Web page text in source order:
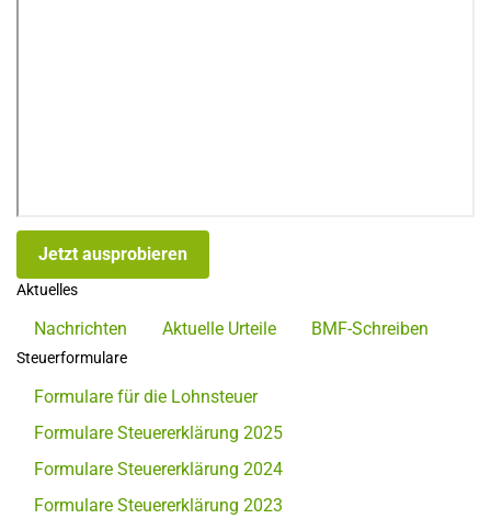
Jetzt ausprobieren
Aktuelles
Nachrichten Aktuelle Urteile BMF-Schreiben
Steuerformulare
Formulare für die Lohnsteuer
Formulare Steuererklärung 2025
Formulare Steuererklärung 2024
Formulare Steuererklärung 2023